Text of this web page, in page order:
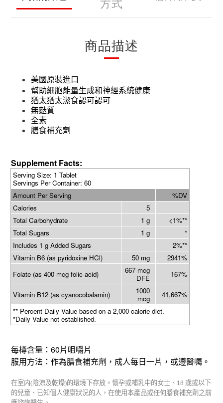
商品描述
美國原裝進口
幫助細胞能量生成和神經系統健康
猶太猶太潔食認可認可
無麩質
全素
膳食補充劑
Supplement Facts:
Serving Size: 1 Tablet
Servings Per Container: 60
Amount Per Serving
%DV
Calories
5
Total Carbohydrate
1 g
<1%**
Total Sugars
1 g
*
Includes 1 g Added Sugars
2%**
Vitamin B6 (as pyridoxine HCl)
50 mg
2941%
Folate (as 400 mcg folic acid)
667 mcg
DFE
167%
Vitamin B12 (as cyanocobalamin)
1000
mcg
41,667%
** Percent Daily Value based on a 2,000 calorie diet.
*Daily Value not established.
每樽含量： 60片咀嚼片
服用方法：作為膳食補充劑，成人每日一片，或遵醫囑。
在室内(陰涼及乾燥)的環境下存放。懷孕或哺乳中的女士、 18 歲或以下
的兒童、已知個人健康狀況的人，在使用本產品或任何膳食補充劑之前